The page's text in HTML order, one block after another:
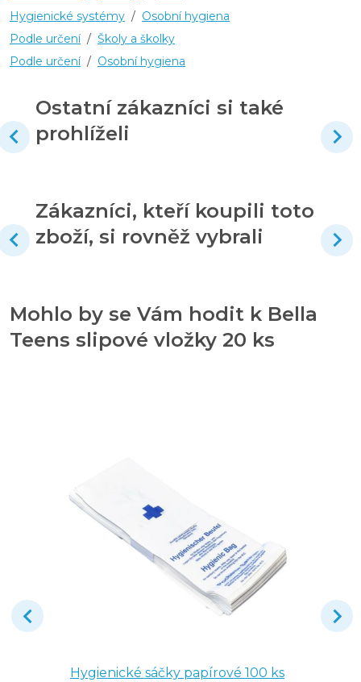
Hygienické systémy / Osobní hygiena
Podle určení / Školy a školky
Podle určení / Osobní hygiena
Ostatní zákazníci si také
prohlíželi
Zákazníci, kteří koupili toto
zboží, si rovněž vybrali
Mohlo by se Vám hodit k Bella
Teens slipové vložky 20 ks
Hygienické sáčky papírové 100 ks